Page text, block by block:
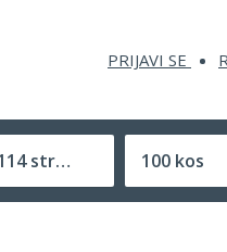
PRIJAVI SE
114 strani